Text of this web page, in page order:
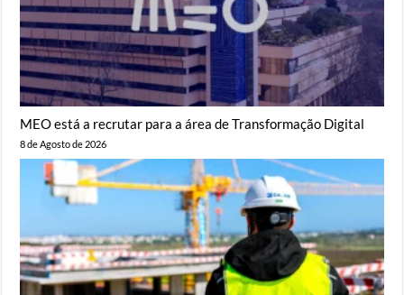
MEO está a recrutar para a área de Transformação Digital
8 de Agosto de 2026